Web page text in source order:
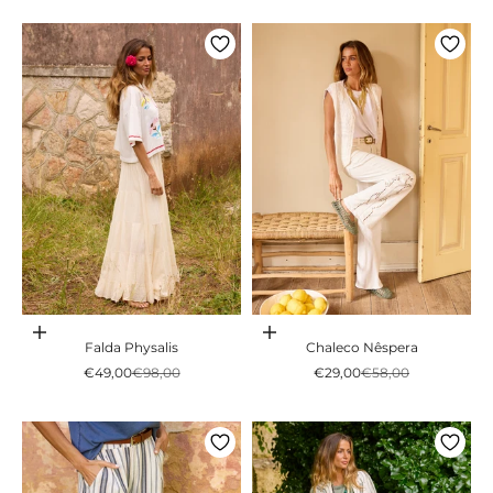
Adicionar ao carrinho
Falda Physalis
Preço promocional
€49,00Preço normal
€98,00
Adicionar ao carrinho
Chaleco Nêspera
Preço promocional
€29,00Preço normal
€58,00